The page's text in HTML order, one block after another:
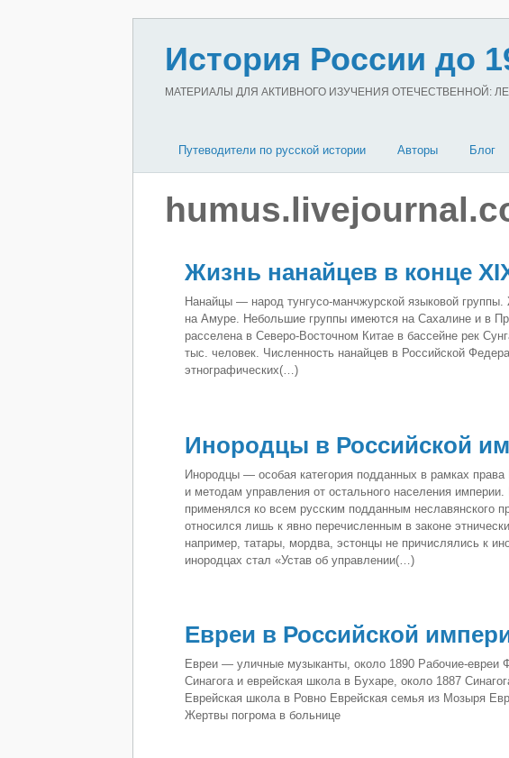
История России до
МАТЕРИАЛЫ ДЛЯ АКТИВНОГО ИЗУЧЕНИЯ ОТЕЧЕСТВЕННОЙ:
Путеводители по русской истории Авторы Блог
Жизнь нанайцев в конце
Нанайцы — народ тунгусо-манчжурской языковой
на Амуре. Небольшие группы имеются на Сахалине и в
расселена в Северо-Восточном Китае в бассейне рек
тыс. человек. Численность нанайцев в Российской
этнографических(…)
Инородцы в Российской
Инородцы — особая категория подданных в рамках
и методам управления от остального населения
применялся ко всем русским подданным неславянского
относился лишь к явно перечисленным в законе
например, татары, мордва, эстонцы не причислялись к
инородцах стал «Устав об управлении(…)
Евреи в Российской
Евреи — уличные музыканты, около 1890 Рабочие-евреи
Синагога и еврейская школа в Бухаре, около 1887
Еврейская школа в Ровно Еврейская семья из Мозыря
Жертвы погрома в больнице